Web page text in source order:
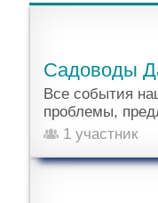
Садоводы
Все события
проблемы,
1 участник